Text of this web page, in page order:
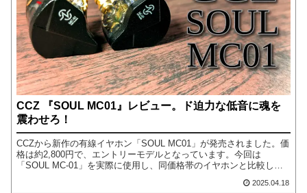
CCZ 『SOUL MC01』レビュー。ド迫力な低音に魂を
震わせろ！
CCZから新作の有線イヤホン「SOUL MC01」が発売されました。価
格は約2,800円で、エントリーモデルとなっています。今回は
「SOUL MC-01」を実際に使用し、同価格帯のイヤホンと比較しな
2025.04.18